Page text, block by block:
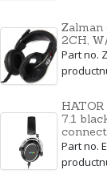
Zalman
2CH,
Part no.
7.1
Part no.